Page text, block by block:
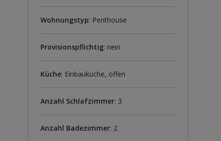
Wohnungstyp: Penthouse
Provisionspflichtig: nein
Küche: Einbauküche, offen
Anzahl Schlafzimmer: 3
Anzahl Badezimmer: 2